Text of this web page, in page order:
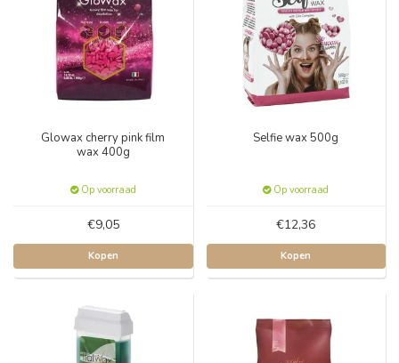
Glowax cherry pink film
wax 400g
Op voorraad
€9,05
Kopen
Selfie wax 500g
Op voorraad
€12,36
Kopen